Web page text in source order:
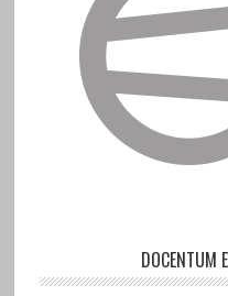
DOCENTUM